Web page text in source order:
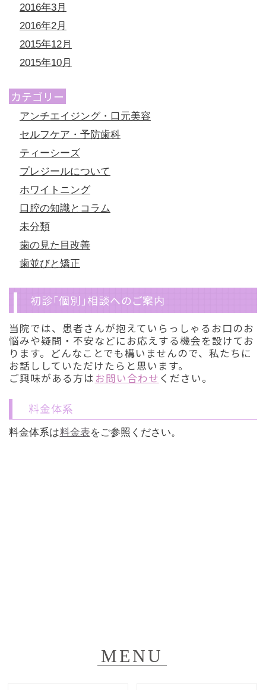
2016年3月
2016年2月
2015年12月
2015年10月
カテゴリー
アンチエイジング・口元美容
セルフケア・予防歯科
ティーシーズ
プレジールについて
ホワイトニング
口腔の知識とコラム
未分類
歯の見た目改善
歯並びと矯正
初診「個別」相談へのご案内
当院では、患者さんが抱えていらっしゃるお口のお
悩みや疑問・不安などにお応えする機会を設けてお
ります。どんなことでも構いませんので、私たちに
お話ししていただけたらと思います。
ご興味がある方は お問い合わせ ください。
料金体系
料金体系は料金表をご参照ください。
MENU